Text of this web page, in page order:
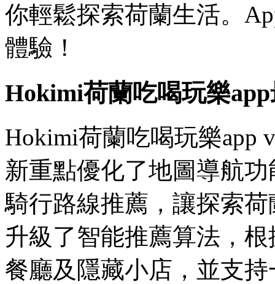
你輕鬆探索荷蘭生活。
體驗！
Hokimi荷蘭吃喝玩樂
Hokimi荷蘭吃喝玩樂app
新重點優化了地圖導航
騎行路線推薦，讓探索
升級了智能推薦算法，
餐廳及隱藏小店，並支